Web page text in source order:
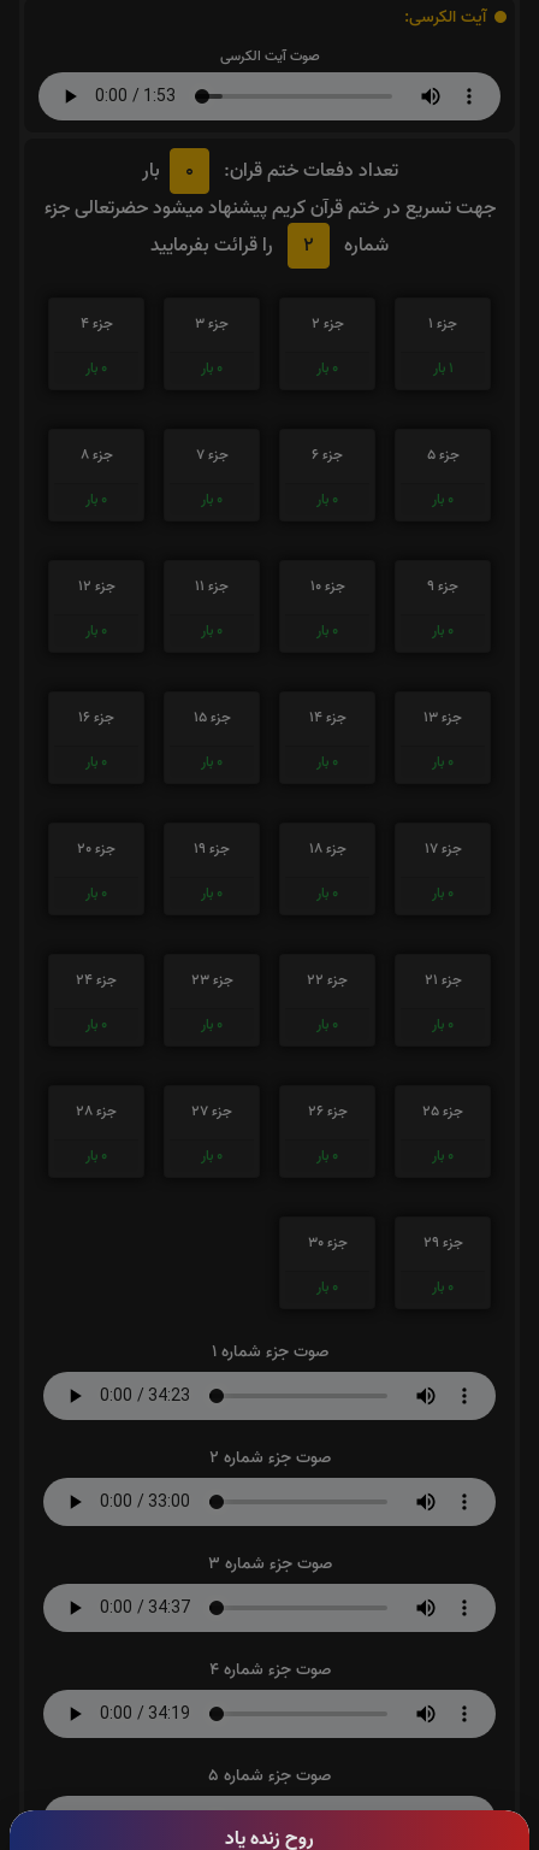
روح زنده یاد
آیت الکرسی:
صوت آیت الکرسی
تعداد دفعات ختم قران: 0
بار
جهت تسریع در ختم قرآن کریم پیشنهاد میشود حضرتعالی جزء
شماره
2 را قرائت بفرمایید
جزء 1
1 بار
جزء 2
0 بار
جزء 3
0 بار
جزء 4
0 بار
جزء 5
0 بار
جزء 6
0 بار
جزء 7
0 بار
جزء 8
0 بار
جزء 9
0 بار
جزء 10
0 بار
جزء 11
0 بار
جزء 12
0 بار
جزء 13
0 بار
جزء 14
0 بار
جزء 15
0 بار
جزء 16
0 بار
جزء 17
0 بار
جزء 18
0 بار
جزء 19
0 بار
جزء 20
0 بار
جزء 21
0 بار
جزء 22
0 بار
جزء 23
0 بار
جزء 24
0 بار
جزء 25
0 بار
جزء 26
0 بار
جزء 27
0 بار
جزء 28
0 بار
جزء 29
0 بار
جزء 30
0 بار
صوت جزء شماره 1
صوت جزء شماره 2
صوت جزء شماره 3
صوت جزء شماره 4
صوت جزء شماره 5